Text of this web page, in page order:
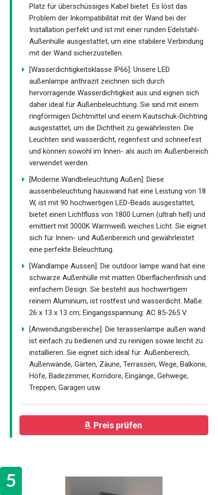
Platz für überschüssiges Kabel bietet. Es löst das
Problem der Inkompatibilität mit der Wand bei der
Installation perfekt und ist mit einer runden Edelstahl-
Außenhülle ausgestattet, um eine stabilere Verbindung
mit der Wand sicherzustellen.
[Wasserdichtigkeitsklasse IP66]: Unsere LED
außenlampe anthrazit zeichnen sich durch
hervorragende Wasserdichtigkeit aus und eignen sich
daher ideal für Außenbeleuchtung. Sie sind mit einem
ringförmigen Dichtmittel und einem Kautschuk-Dichtring
ausgestattet, um die Dichtheit zu gewährleisten. Die
Leuchten sind wasserdicht, regenfest und schneefest
und können sowohl im Innen- als auch im Außenbereich
verwendet werden.
[Moderne Wandbeleuchtung Außen]: Diese
aussenbeleuchtung hauswand hat eine Leistung von 18
W, ist mit 90 hochwertigen LED-Beads ausgestattet,
bietet einen Lichtfluss von 1800 Lumen (ultrah hell) und
emittiert mit 3000K Warmweiß weiches Licht. Sie eignet
sich für Innen- und Außenbereich und gewährleistet
eine perfekte Beleuchtung.
[Wandlampe Aussen]: Die outdoor lampe wand hat eine
schwarze Außenhülle mit matten Oberflächenfinish und
einfachem Design. Sie besteht aus hochwertigem
reinem Aluminium, ist rostfest und wasserdicht. Maße:
26 x 13 x 13 cm; Eingangsspannung: AC 85-265 V.
[Anwendungsbereiche]: Die terassenlampe außen wand
ist einfach zu bedienen und zu reinigen sowie leicht zu
installieren. Sie eignet sich ideal für: Außenbereich,
Außenwände, Gärten, Zäune, Terrassen, Wege, Balkone,
Höfe, Badezimmer, Korridore, Eingänge, Gehwege,
Treppen, Garagen usw.
Preis prüfen